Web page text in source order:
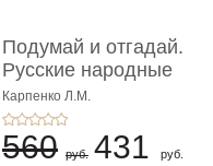
Подумай и отгадай.
Русские народные
загадки
Карпенко Л.М.
560 руб. 431 руб.